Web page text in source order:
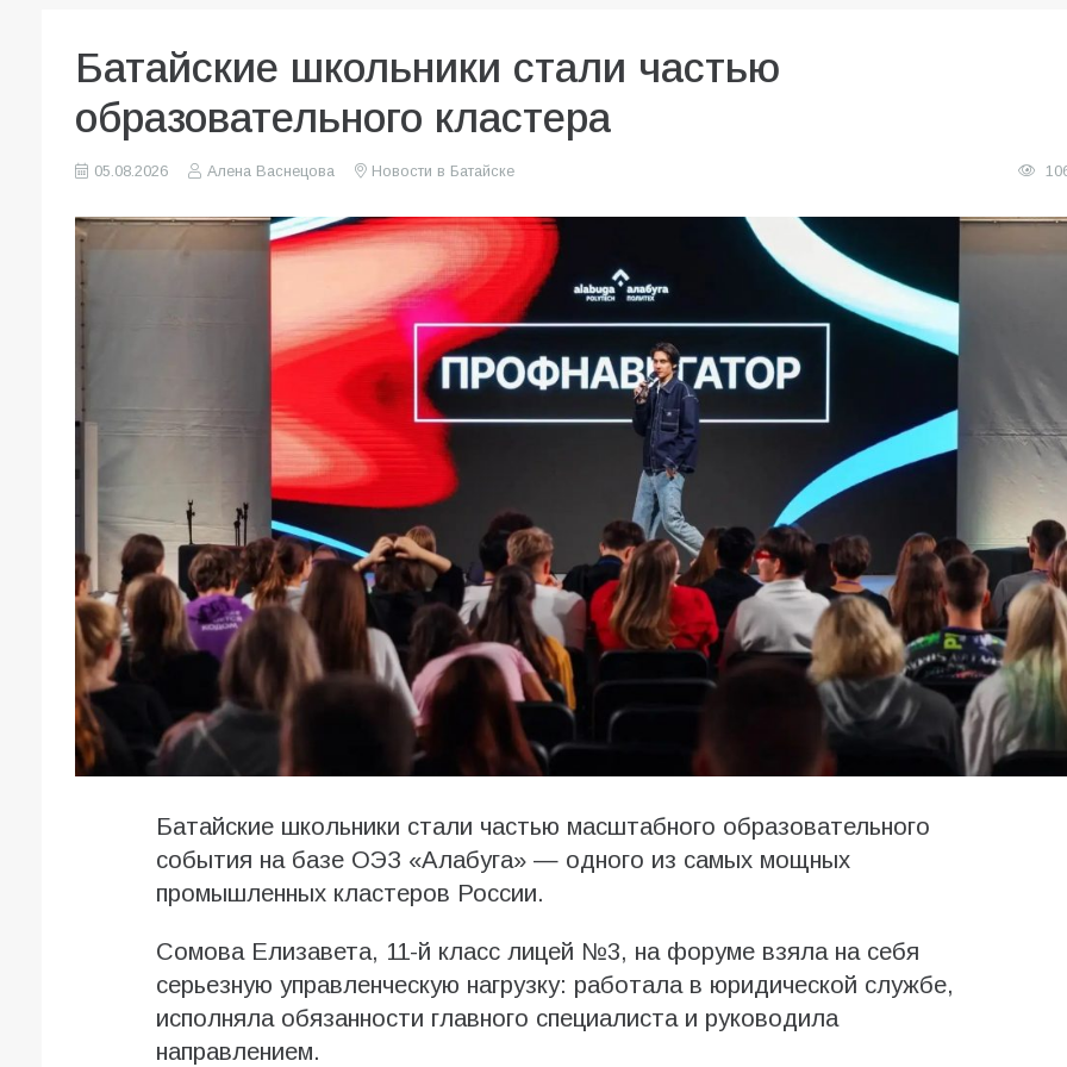
Батайские школьники стали частью
образовательного кластера
05.08.2026 Алена Васнецова Новости в Батайске
Батайские школьники стали частью масштабного образовательного
события на базе ОЭЗ «Алабуга» — одного из самых мощных
промышленных кластеров России.
Сомова Елизавета, 11-й класс лицей №3, на форуме взяла на себя
серьезную управленческую нагрузку: работала в юридической службе,
исполняла обязанности главного специалиста и руководила
направлением.